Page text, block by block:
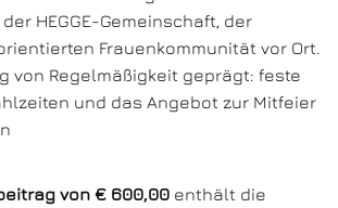
HEGGE-Gemeinschaft, der
Frauenkommunität vor Ort.
von Regelmäßigkeit geprägt: feste
und das Angebot zur Mitfeier
von € 600,00 enthält die